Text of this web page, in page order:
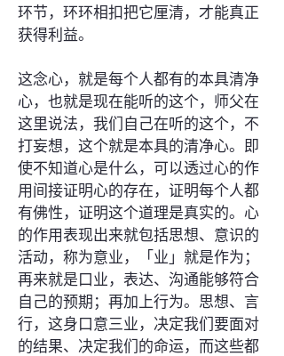
环节，环环相扣把它厘清，才能真正
获得利益。
这念心，就是每个人都有的本具清净
心，也就是现在能听的这个，师父在
这里说法，我们自己在听的这个，不
打妄想，这个就是本具的清净心。即
使不知道心是什么，可以透过心的作
用间接证明心的存在，证明每个人都
有佛性，证明这个道理是真实的。心
的作用表现出来就包括思想、意识的
活动，称为意业，「业」就是作为；
再来就是口业，表达、沟通能够符合
自己的预期；再加上行为。思想、言
行，这身口意三业，决定我们要面对
的结果、决定我们的命运，而这些都